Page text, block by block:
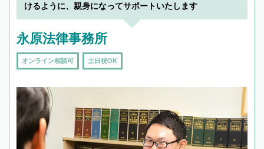
けるように、親身になってサポートいたします
永原法律事務所
オンライン相談可 土日祝OK